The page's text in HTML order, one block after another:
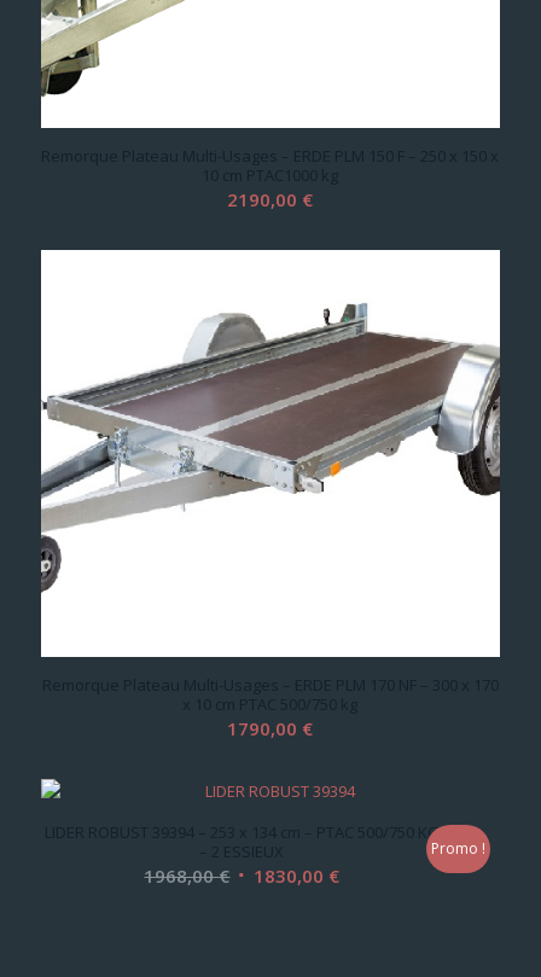
Remorque Plateau Multi-Usages – ERDE PLM 150 F – 250 x 150 x
10 cm PTAC1000 kg
2190,00 €
Remorque Plateau Multi-Usages – ERDE PLM 170 NF – 300 x 170
x 10 cm PTAC 500/750 kg
1790,00 €
LIDER ROBUST 39394 – 253 x 134 cm – PTAC 500/750 KG
– 2 ESSIEUX
1968,00€ Le 1830,00 €Le
Promo !